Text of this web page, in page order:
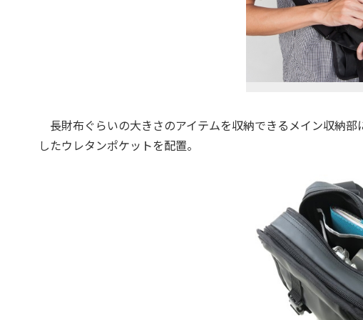
長財布ぐらいの大きさのアイテムを収納できるメイン収納
したウレタンポケットを配置。